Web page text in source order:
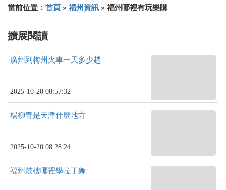
當前位置： 首頁 » 福州資訊 » 福州哪裡有玩樂購
擴展閱讀
廣州到梅州火車一天多少趟
2025-10-20 08:57:32
楊柳青是天津什麼地方
2025-10-20 08:28:24
福州鼓樓哪裡學拉丁舞